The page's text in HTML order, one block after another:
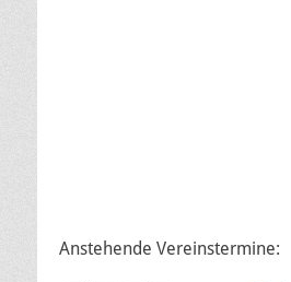
Anstehende Vereinstermine: